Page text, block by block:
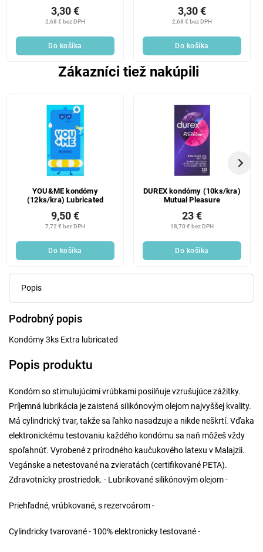
2,68 € bez DPH
3,30 €
Do košíka
2,68 € bez DPH
3,30 €
Do košíka
Zákazníci tiež nakúpili
YOU&ME kondómy
(12ks/kra) Lubricated
7,72 € bez DPH
9,50 €
Do košíka
DUREX kondómy (10ks/kra)
Mutual Pleasure
18,70 € bez DPH
23 €
Do košíka
Popis
Podrobný popis
Kondómy 3ks Extra lubricated
Popis produktu
Kondóm so stimulujúcimi vrúbkami posilňuje vzrušujúce zážitky.
Príjemná lubrikácia je zaistená silikónovým olejom najvyššej kvality.
Má cylindrický tvar, takže sa ľahko nasadzuje a nikde neškrtí. Vďaka
elektronickému testovaniu každého kondómu sa naň môžeš vždy
spoľahnúť. Vyrobené z prírodného kaučukového latexu v Malajzii.
Vegánske a netestované na zvieratách (certifikované PETA).
Zdravotnícky prostriedok. - Lubrikované silikónovým olejom -
Priehľadné, vrúbkované, s rezervoárom -
Cylindricky tvarované - 100% elektronicky testované -